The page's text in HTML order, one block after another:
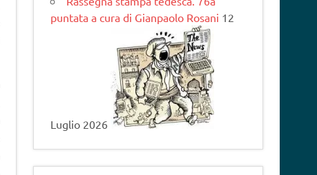
puntata a cura di Gianpaolo Rosani 12
Luglio 2026